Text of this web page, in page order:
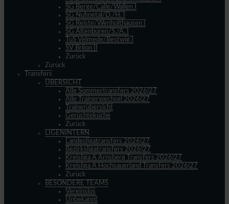
SG Berge/Calle/Wallen I
SG Nuhnetal/D./H. I
SG Reiste/Wenholthausen I
SG Altenbüren/S./A. I
TuS Velmede/Bestwig I
SV Brilon II
Zurück
Zurück
Transfers
ÜBERSICHT
Alle Sommertransfers 2026|27
Alle Trainerwechsel 2026|27
Trainerübersicht
Gerüchteküche
Zurück
LIGENINTERN
Landesligatransfers 2026|27
Bezirksligatransfers 2026|27
Kreisliga A Arnsberg Transfers 2026|27
Kreisliga A Hochsauerland Transfers 2026|27
Zurück
BESONDERE TEAMS
Vereinslos
Unbekannt